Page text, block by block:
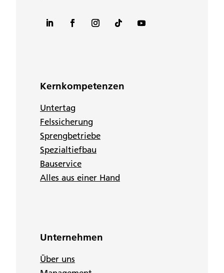
Kernkompetenzen
Untertag
Felssicherung
Sprengbetriebe
Spezialtiefbau
Bauservice
Alles aus einer Hand
Unternehmen
Über uns